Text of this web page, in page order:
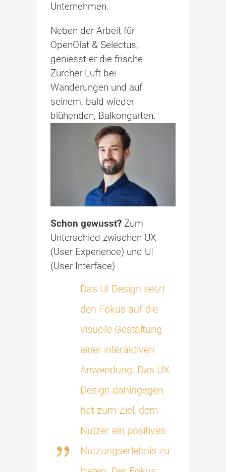
Unternehmen.
Neben der Arbeit für
OpenOlat & Selectus,
geniesst er die frische
Zürcher Luft bei
Wanderungen und auf
seinem, bald wieder
blühenden, Balkongarten.
Schon gewusst? Zum
Unterschied zwischen UX
(User Experience) und UI
(User Interface)
Das UI Design setzt
den Fokus auf die
visuelle Gestaltung
einer interaktiven
Anwendung. Das UX
Design dahingegen
hat zum Ziel, dem
Nutzer ein positives
Nutzungserlebnis zu